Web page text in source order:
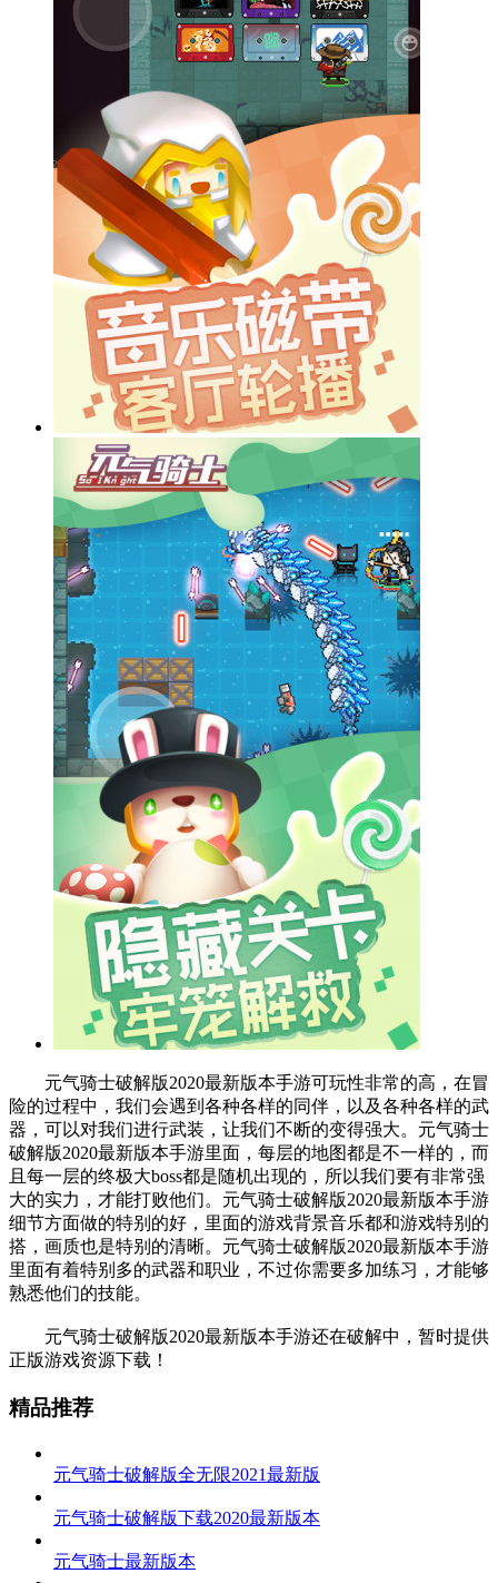
元气骑士破解版2020最新版本手游可玩性非常的高，在冒
险的过程中，我们会遇到各种各样的同伴，以及各种各样的武
器，可以对我们进行武装，让我们不断的变得强大。元气骑士
破解版2020最新版本手游里面，每层的地图都是不一样的，而
且每一层的终极大boss都是随机出现的，所以我们要有非常强
大的实力，才能打败他们。元气骑士破解版2020最新版本手游
细节方面做的特别的好，里面的游戏背景音乐都和游戏特别的
搭，画质也是特别的清晰。元气骑士破解版2020最新版本手游
里面有着特别多的武器和职业，不过你需要多加练习，才能够
熟悉他们的技能。
元气骑士破解版2020最新版本手游还在破解中，暂时提供
正版游戏资源下载！
精品推荐
元气骑士破解版全无限2021最新版
元气骑士破解版下载2020最新版本
元气骑士最新版本